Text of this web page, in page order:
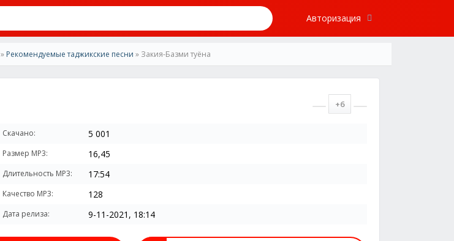
Авторизация
» Рекомендуемые таджикские песни » Закия-Базми туёна
+6
Скачано: 5 001
Размер MP3: 16,45
Длительность MP3: 17:54
Качество MP3: 128
Дата релиза: 9-11-2021, 18:14